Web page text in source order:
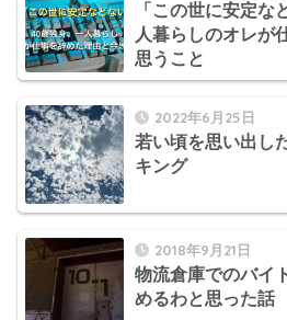
「この世に安定な
人暮らしのオレが
思うこと
2022年6月25日
若い頃を思い出し
キング
2018年9月21日
物流倉庫でのバイ
めるわと思った話